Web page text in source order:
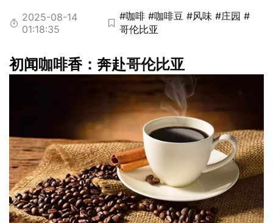
2025-08-14
01:18:35
#咖啡 #咖啡豆 #风味 #庄园 #
哥伦比亚
初闻咖啡香：奔赴哥伦比亚